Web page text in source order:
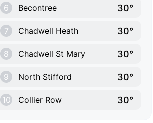
6 Becontree 30°
7 Chadwell Heath 30°
8 Chadwell St Mary 30°
9 North Stifford 30°
10 Collier Row 30°